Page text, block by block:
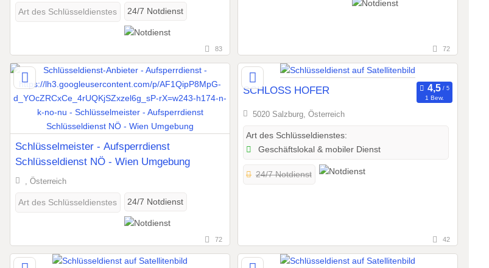
Art des Schlüsseldienstes 24/7 Notdienst
83 72
Schlüsselmeister - Aufsperrdienst
Schlüsseldienst NÖ - Wien Umgebung
, Österreich
Art des Schlüsseldienstes 24/7 Notdienst
72
SCHLOSS HOFER
1 Bew.
5020 Salzburg, Österreich
Art des Schlüsseldienstes:
Geschäftslokal & mobiler Dienst
24/7 Notdienst
42